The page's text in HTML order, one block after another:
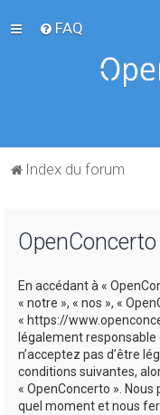
FAQ
Index du forum
En accédant à «
« notre », « nos », «
« https://
légalement
n’acceptez pas d’être
conditions suivantes,
« OpenConcerto ».
quel moment et nous